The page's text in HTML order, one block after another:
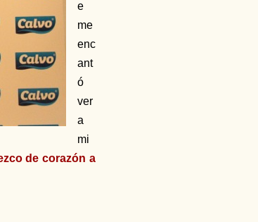
e
me
enc
ant
ó
ver
a
mi
de corazón a